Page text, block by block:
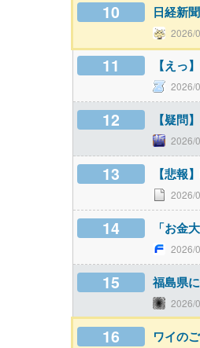
10 日経新
2026/
11 【えっ
2026/
12 【疑問
2026/
13 【悲報
2026/
14 「お金
2026/
15 福島県
2026/
16 ワイの